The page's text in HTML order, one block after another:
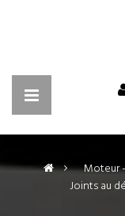
> Moteur
Joints au